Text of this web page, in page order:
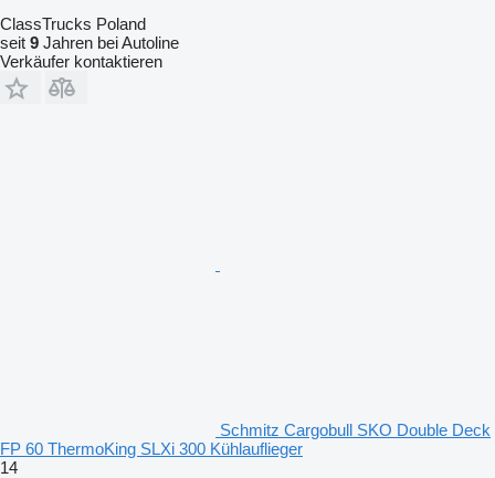
ClassTrucks Poland
seit 9 Jahren bei Autoline
Verkäufer kontaktieren
Schmitz Cargobull SKO Double Deck
FP 60 ThermoKing SLXi 300 Kühlauflieger
14